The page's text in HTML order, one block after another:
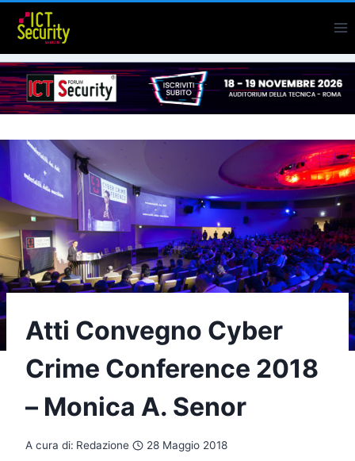
Salta
contenuto
Atti Convegno Cyber
Crime Conference 2018
– Monica A. Senor
A cura di: Redazione 28 Maggio 2018